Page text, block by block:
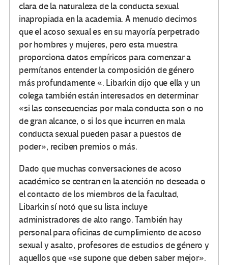
clara de la naturaleza de la conducta sexual
inapropiada en la academia. A menudo decimos
que el acoso sexual es en su mayoría perpetrado
por hombres y mujeres, pero esta muestra
proporciona datos empíricos para comenzar a
permítanos entender la composición de género
más profundamente «. Libarkin dijo que ella y un
colega también están interesados ​​en determinar
«si las consecuencias por mala conducta son o no
de gran alcance, o si los que incurren en mala
conducta sexual pueden pasar a puestos de
poder», reciben premios o más.
Dado que muchas conversaciones de acoso
académico se centran en la atención no deseada o
el contacto de los miembros de la facultad,
Libarkin sí notó que su lista incluye
administradores de alto rango. También hay
personal para oficinas de cumplimiento de acoso
sexual y asalto, profesores de estudios de género y
aquellos que «se supone que deben saber mejor».